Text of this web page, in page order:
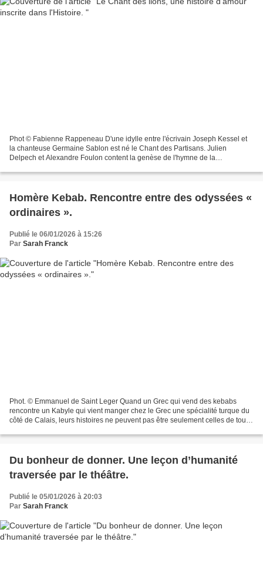
Phot © Fabienne Rappeneau D'une idylle entre l'écrivain Joseph Kessel et
la chanteuse Germaine Sablon est né le Chant des Partisans. Julien
Delpech et Alexandre Foulon content la genèse de l'hymne de la
Homère Kebab. Rencontre entre des odyssées «
ordinaires ».
Publié le 06/01/2026 à 15:26
Par Sarah Franck
Phot. © Emmanuel de Saint Leger Quand un Grec qui vend des kebabs
rencontre un Kabyle qui vient manger chez le Grec une spécialité turque du
côté de Calais, leurs histoires ne peuvent pas être seulement celles de tous
Du bonheur de donner. Une leçon d’humanité
traversée par le théâtre.
Publié le 05/01/2026 à 20:03
Par Sarah Franck